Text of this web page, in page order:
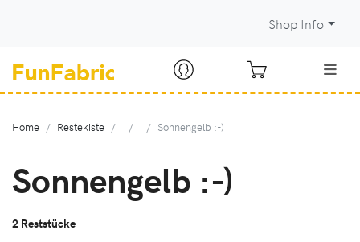
Shop Info
Home Restekiste Sonnengelb :-)
Sonnengelb :-)
2 Reststücke